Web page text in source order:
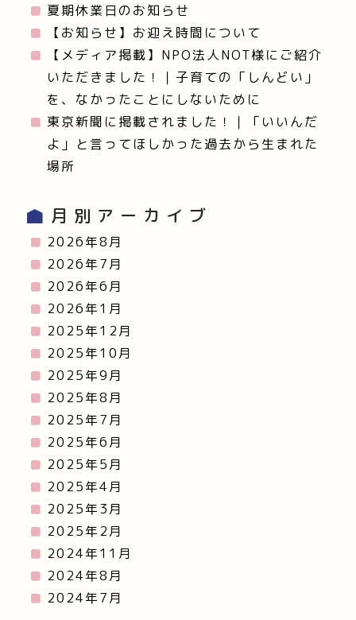
夏期休業日のお知らせ
【お知らせ】お迎え時間について
【メディア掲載】NPO法人NOT様にご紹介
いただきました！｜子育ての「しんどい」
を、なかったことにしないために
東京新聞に掲載されました！｜「いいんだ
よ」と言ってほしかった過去から生まれた
場所
月別アーカイブ
2026年8月
2026年7月
2026年6月
2026年1月
2025年12月
2025年10月
2025年9月
2025年8月
2025年7月
2025年6月
2025年5月
2025年4月
2025年3月
2025年2月
2024年11月
2024年8月
2024年7月